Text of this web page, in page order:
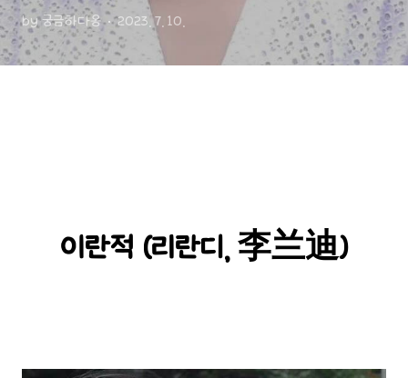
by 궁금하다옹 2023. 7. 10.
이란적 (리란디, 李兰迪)